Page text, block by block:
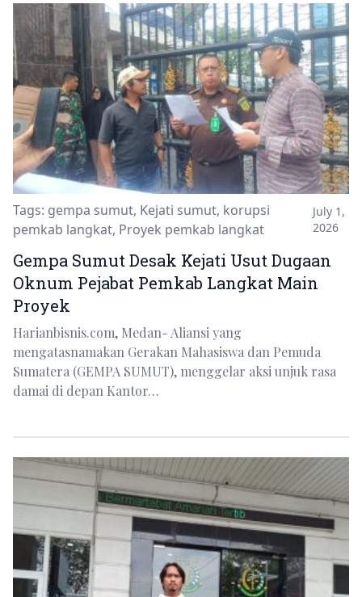
Tags: gempa sumut, Kejati sumut, korupsi
pemkab langkat, Proyek pemkab langkat
July 1,
2026
Gempa Sumut Desak Kejati Usut Dugaan
Oknum Pejabat Pemkab Langkat Main
Proyek
Harianbisnis.com, Medan- Aliansi yang
mengatasnamakan Gerakan Mahasiswa dan Pemuda
Sumatera (GEMPA SUMUT), menggelar aksi unjuk rasa
damai di depan Kantor…